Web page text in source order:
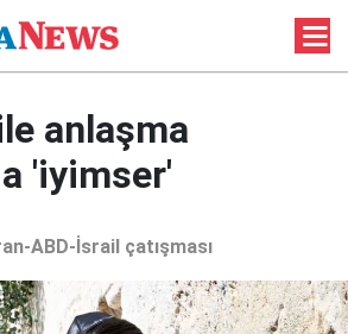
anlaşma
'iyimser'
ABD-İsrail çatışması